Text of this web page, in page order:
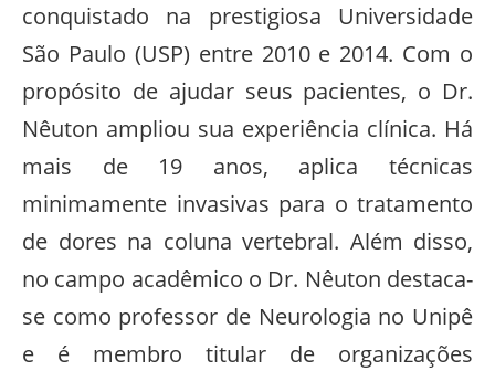
conquistado na prestigiosa Universidade
São Paulo (USP) entre 2010 e 2014. Com o
propósito de ajudar seus pacientes, o Dr.
Nêuton ampliou sua experiência clínica. Há
mais de 19 anos, aplica técnicas
minimamente invasivas para o tratamento
de dores na coluna vertebral. Além disso,
no campo acadêmico o Dr. Nêuton destaca-
se como professor de Neurologia no Unipê
e é membro titular de organizações